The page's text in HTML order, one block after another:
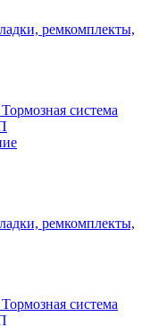
ремкомплекты,
система
ремкомплекты,
система